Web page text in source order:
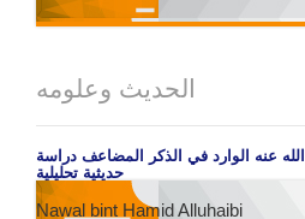
الحديث وعلومه
عنه الوارد في الذكر المضاعف دراسة
حديثية تحليلية
Nawal bint Hamid Alluhaibi